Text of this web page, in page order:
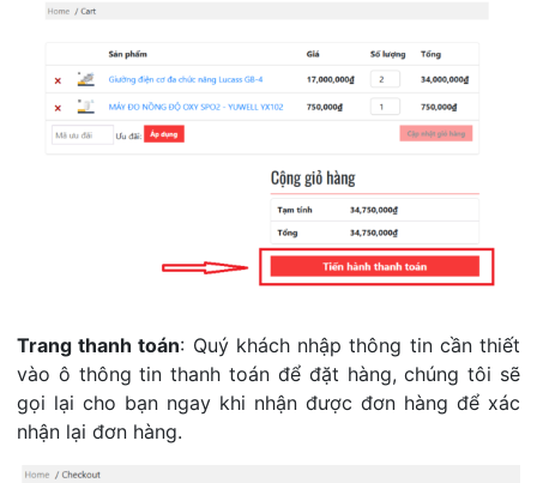
Trang thanh toán: Quý khách nhập thông tin cần thiết
vào ô thông tin thanh toán để đặt hàng, chúng tôi sẽ
gọi lại cho bạn ngay khi nhận được đơn hàng để xác
nhận lại đơn hàng.